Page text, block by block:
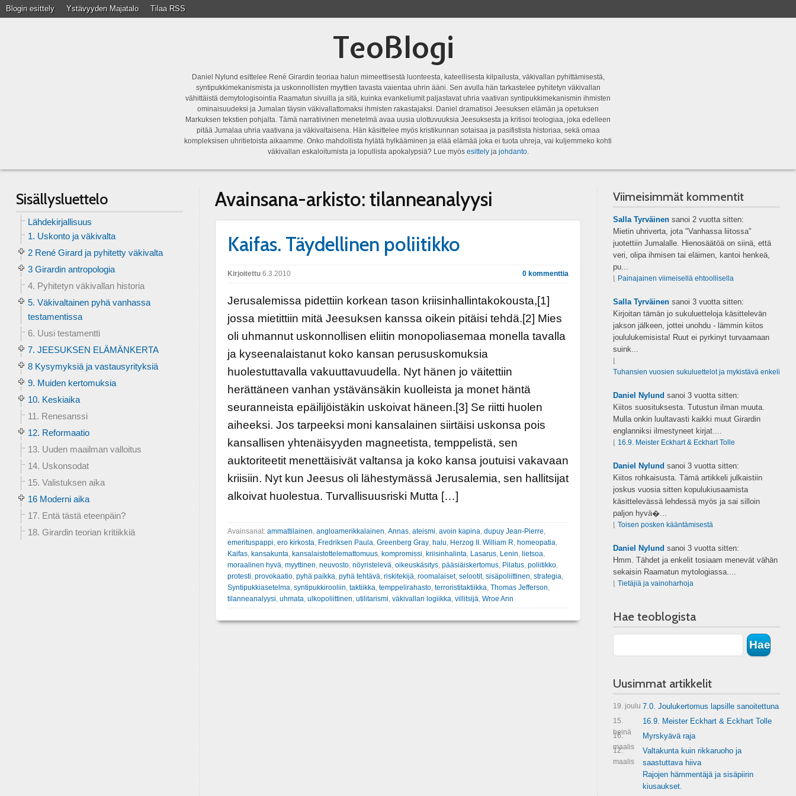
Blogin esittely Ystävyyden Majatalo Tilaa RSS
TeoBlogi
Daniel Nylund esittelee René Girardin teoriaa halun mimeettisestä luonteesta, kateellisesta kilpailusta, väkivallan pyhittämisestä,
syntipukkimekanismista ja uskonnollisten myyttien tavasta vaientaa uhrin ääni. Sen avulla hän tarkastelee pyhitetyn väkivallan
vähittäistä demytologisointia Raamatun sivuilla ja sitä, kuinka evankeliumit paljastavat uhria vaativan syntipukkimekanismin ihmisten
ominaisuudeksi ja Jumalan täysin väkivallattomaksi ihmisten rakastajaksi. Daniel dramatisoi Jeesuksen elämän ja opetuksen
Markuksen tekstien pohjalta. Tämä narratiivinen menetelmä avaa uusia ulottuvuuksia Jeesuksesta ja kritisoi teologiaa, joka edelleen
pitää Jumalaa uhria vaativana ja väkivaltaisena. Hän käsittelee myös kristikunnan sotaisaa ja pasifistista historiaa, sekä omaa
kompleksisen uhritietoista aikaamme. Onko mahdollista hylätä hylkääminen ja elää elämää joka ei tuota uhreja, vai kuljemmeko kohti
väkivallan eskaloitumista ja lopullista apokalypsiä? Lue myös esittelyja johdanto.
Avainsana-arkisto: tilanneanalyysi
Kaifas. Täydellinen poliitikko
Kirjoitettu6.3.2010 0 kommenttia
Jerusalemissa pidettiin korkean tason kriisinhallintakokousta,[1]
jossa mietittiin mitä Jeesuksen kanssa oikein pitäisi tehdä.[2] Mies
oli uhmannut uskonnollisen eliitin monopoliasemaa monella tavalla
ja kyseenalaistanut koko kansan perususkomuksia
huolestuttavalla vakuuttavuudella. Nyt hänen jo väitettiin
herättäneen vanhan ystävänsäkin kuolleista ja monet häntä
seuranneista epäilijöistäkin uskoivat häneen.[3] Se riitti huolen
aiheeksi. Jos tarpeeksi moni kansalainen siirtäisi uskonsa pois
kansallisen yhtenäisyyden magneetista, temppelistä, sen
auktoriteetit menettäisivät valtansa ja koko kansa joutuisi vakavaan
kriisiin. Nyt kun Jeesus oli lähestymässä Jerusalemia, sen hallitsijat
alkoivat huolestua. Turvallisuusriski Mutta […]
Avainsanat: ammattilainen angloamerikkalainen Annas, ateismi avoin kapina dupuy Jean-Pierre
emerituspappi ero kirkosta Fredriksen Paula Greenberg Gray, halu Herzog II. William R homeopatia
Kaifas, kansakunta kansalaistottelemattomuus, kompromissi kriisinhalinta Lasarus, Lenin lietsoa
moraalinen hyvä myyttinen neuvosto, nöyristelevä oikeuskäsitys, pääsiäiskertomus, Pilatus, poliitikko,
protesti provokaatio, pyhä paikka pyhä tehtävä riskitekijä roomalaiset, selootit, sisäpoliittinen strategia
Syntipukkiasetelma syntipukkirooliin taktiikka temppelirahasto, terroristitaktiikka Thomas Jefferson
tilanneanalyysi uhmata ulkopoliittinen utilitarismi väkivallan logiikka villitsijä Wroe Ann
Sisällysluettelo
Lähdekirjallisuus
1. Uskonto ja väkivalta
2 René Girard ja pyhitetty väkivalta
3 Girardin antropologia
4. Pyhitetyn väkivallan historia
5. Väkivaltainen pyhä vanhassa
testamentissa
6. Uusi testamentti
7. JEESUKSEN ELÄMÄNKERTA
8 Kysymyksiä ja vastausyrityksiä
9. Muiden kertomuksia
10. Keskiaika
11. Renesanssi
12. Reformaatio
13. Uuden maailman valloitus
14. Uskonsodat
15. Valistuksen aika
16 Moderni aika
17. Entä tästä eteenpäin?
18. Girardin teorian kritiikkiä
Viimeisimmät kommentit
Salla Tyrväinensanoi 2 vuotta sitten:
Mietin uhriverta, jota "Vanhassa liitossa"
juotettiin Jumalalle. Hienosäätöä on siinä, että
veri, olipa ihmisen tai eläimen, kantoi henkeä,
pu...
Painajainen viimeisellä ehtoollisella
Salla Tyrväinensanoi 3 vuotta sitten:
Kirjoitan tämän jo sukuluetteloja käsittelevän
jakson jälkeen, jottei unohdu - lämmin kiitos
joululukemisista! Ruut ei pyrkinyt turvaamaan
suink...
Tuhansien vuosien sukuluettelot ja mykistävä enkeli
Daniel Nylund sanoi 3 vuotta sitten:
Kiitos suosituksesta. Tutustun ilman muuta.
Mulla onkin luultavasti kaikki muut Girardin
englanniksi ilmestyneet kirjat....
16.9. Meister Eckhart & Eckhart Tolle
Daniel Nylund sanoi 3 vuotta sitten:
Kiitos rohkaisusta. Tämä artikkeli julkaistiin
joskus vuosia sitten kopulukiusaamista
käsittelevässä lehdessä myös ja sai silloin
paljon hyvä�...
Toisen posken kääntämisestä
Daniel Nylund sanoi 3 vuotta sitten:
Hmm. Tähdet ja enkelit tosiaam menevät vähän
sekaisin Raamatun mytologiassa....
Tietäjiä ja vainoharhoja
Hae teoblogista
Uusimmat artikkelit
19. joulu 7.0. Joulukertomus lapsille sanoitettuna
15.
heinä
16.9. Meister Eckhart & Eckhart Tolle
16.
maalis
Myrskyävä raja
12.
maalis
Valtakunta kuin rikkaruoho ja
saastuttava hiiva
Rajojen hämmentäjä ja sisäpiirin
kiusaukset.